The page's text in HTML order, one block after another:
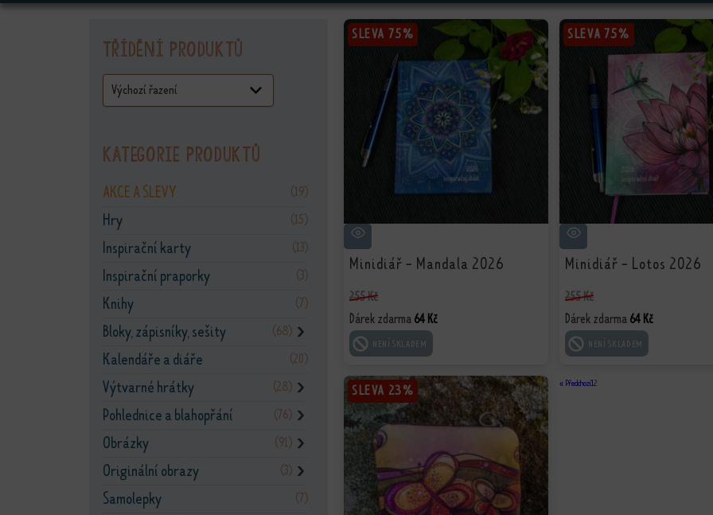
Třídění produktů
Kategorie produktů
AKCE A SLEVY (19)
Hry (15)
Inspirační karty (13)
Inspirační praporky (3)
Knihy (7)
Bloky, zápisníky, sešity (68) ❯
Kalendáře a diáře (20)
Výtvarné hrátky (28) ❯
Pohlednice a blahopřání (76) ❯
Obrázky (91) ❯
Originální obrazy (3) ❯
Samolepky (7)
SLEVA 75%
Minidiář - Mandala 2026
255Kč
Dárek zdarma 64 Kč
SLEVA 75%
ČTĚTE VÍCE
SLEVA 75%
Minidiář - Lotos 2026
255Kč
Dárek zdarma 64 Kč
SLEVA 75%
ČTĚTE VÍCE
SLEVA 23%
SLEVA 23% « Předchozí12